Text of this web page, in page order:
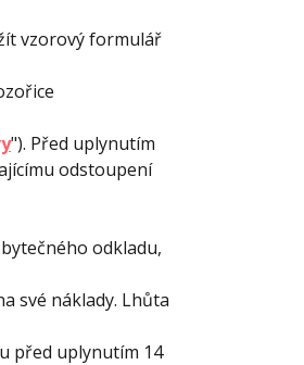
vzorový formulář
"). Před uplynutím
odstoupení
odkladu,
své náklady. Lhůta
před uplynutím 14